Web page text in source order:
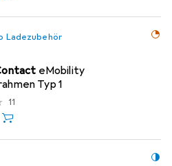
Ladezubehör
eMobility
Typ 1
11